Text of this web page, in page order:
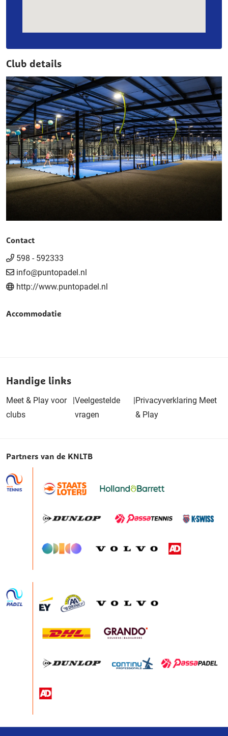
Club details
Contact
598 - 592333
info@puntopadel.nl
http://www.puntopadel.nl
Accommodatie
Handige links
Meet & Play voor
clubs
|Veelgestelde
vragen
|Privacyverklaring Meet
& Play
Partners van de KNLTB